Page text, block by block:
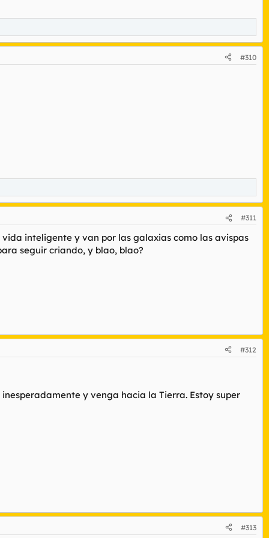
#310
#311
inteligente y van por las galaxias como las avispas
seguir criando, y blao, blao?
#312
y venga hacia la Tierra. Estoy super
#313